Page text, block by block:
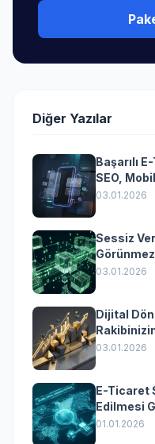
Diğer Yazılar
Başarılı
SEO,
03.01.2026
Sessiz
03.01.2026
Dijital
(Kurumsal
03.01.2026
E-Ticaret
Edilmesi
01.01.2026